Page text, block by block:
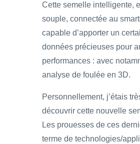
Cette semelle intelligente,
souple, connectée au
capable d’apporter un
données précieuses pour
performances : avec
analyse de foulée en 3D.
Personnellement, j’étais
découvrir cette nouvelle
Les prouesses de ces
terme de technologies/